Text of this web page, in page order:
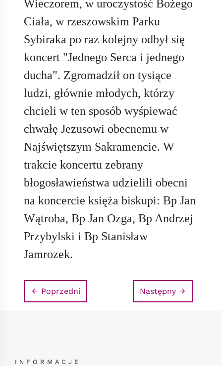
Wieczorem, w uroczystość Bożego
Ciała, w rzeszowskim Parku
Sybiraka po raz kolejny odbył się
koncert "Jednego Serca i jednego
ducha". Zgromadził on tysiące
ludzi, głównie młodych, którzy
chcieli w ten sposób wyśpiewać
chwałę Jezusowi obecnemu w
Najświętszym Sakramencie. W
trakcie koncertu zebrany
błogosławieństwa udzielili obecni
na koncercie księża biskupi: Bp Jan
Wątroba, Bp Jan Ozga, Bp Andrzej
Przybylski i Bp Stanisław
Jamrozek.
Poprzedni Następny
INFORMACJE